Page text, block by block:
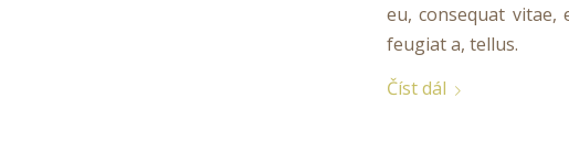
eu, consequat vitae,
feugiat a, tellus.
Číst dál